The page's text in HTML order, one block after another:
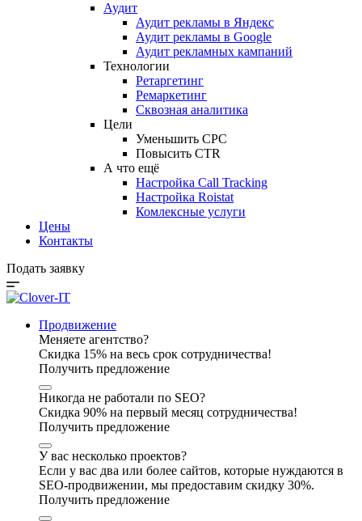
Аудит
Аудит рекламы в Яндекс
Аудит рекламы в Google
Аудит рекламных кампаний
Технологии
Ретаргетинг
Ремаркетинг
Сквозная аналитика
Цели
Уменьшить CPC
Повысить CTR
А что ещё
Настройка Call Tracking
Настройка Roistat
Комлексные услуги
Цены
Контакты
Подать заявку
Продвижение
Меняете агентство?
Скидка 15% на весь срок сотрудничества!
Получить предложение
Никогда не работали по SEO?
Скидка 90% на первый месяц сотрудничества!
Получить предложение
У вас несколько проектов?
Если у вас два или более сайтов, которые нуждаются в
SEO-продвижении, мы предоставим скидку 30%.
Получить предложение